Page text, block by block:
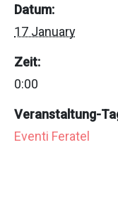
Datum:
17 January
Zeit:
0:00
Veranstaltung-
Eventi Feratel